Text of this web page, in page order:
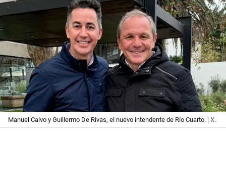
Manuel Calvo y Guillermo De Rivas, el nuevo intendente de Río Cuarto. | X.